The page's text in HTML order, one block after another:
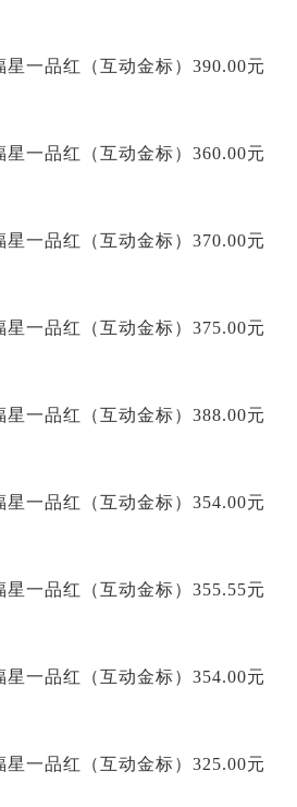
星一品红（互动金标）390.00元
星一品红（互动金标）360.00元
星一品红（互动金标）370.00元
星一品红（互动金标）375.00元
星一品红（互动金标）388.00元
星一品红（互动金标）354.00元
星一品红（互动金标）355.55元
星一品红（互动金标）354.00元
星一品红（互动金标）325.00元